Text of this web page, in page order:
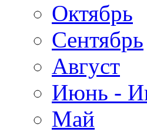
Октябрь
Сентябрь
Август
Июнь -
Май